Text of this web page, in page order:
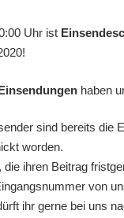
Uhr ist
haben
sind bereits die
worden.
die ihren Beitrag
von
ihr gerne bei uns